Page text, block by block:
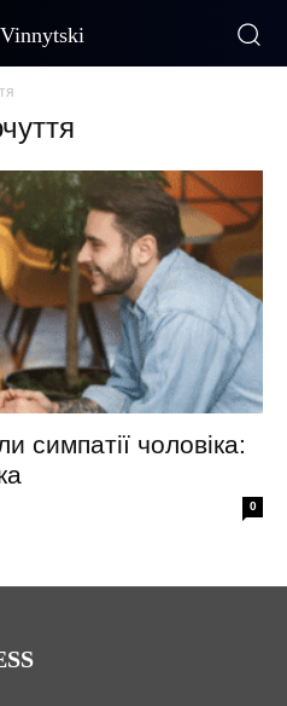
Vinnytski
симпатії чоловіка:
0